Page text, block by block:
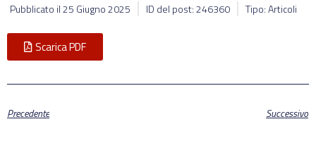
Pubblicato il25 Giugno 2025 ID del post: 246360 Tipo: Articoli
Scarica PDF
Precedente Successivo